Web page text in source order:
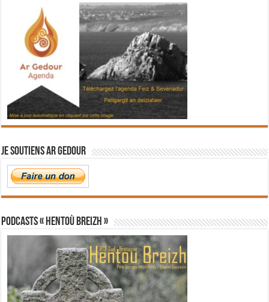
Je soutiens Ar Gedour
PODCASTS « Hentoù Breizh »